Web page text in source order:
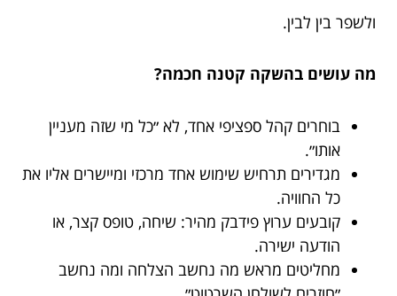
ולשפר בין לבין.
מה עושים בהשקה קטנה חכמה?
בוחרים קהל ספציפי אחד, לא ״כל מי שזה מעניין
אותו״.
מגדירים תרחיש שימוש אחד מרכזי ומיישרים אליו את
כל החוויה.
קובעים ערוץ פידבק מהיר: שיחה, טופס קצר, או
הודעה ישירה.
מחליטים מראש מה נחשב הצלחה ומה נחשב